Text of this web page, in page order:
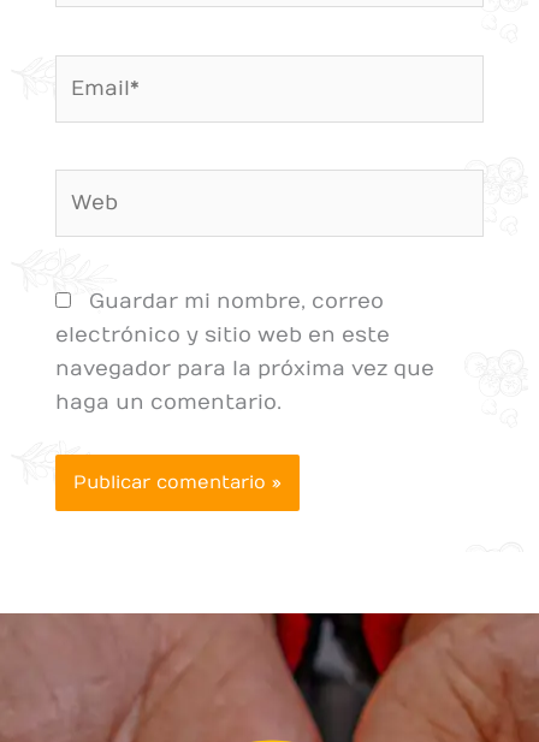
Guardar mi nombre, correo
electrónico y sitio web en este
navegador para la próxima vez que
haga un comentario.